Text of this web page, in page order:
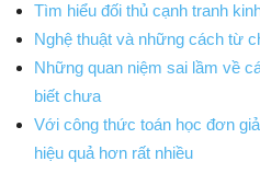
Tìm hiểu đối thủ cạnh tranh
Nghệ thuật và những cách từ
Những quan niệm sai lầm về
biết chưa
Với công thức toán học đơn
hiệu quả hơn rất nhiều